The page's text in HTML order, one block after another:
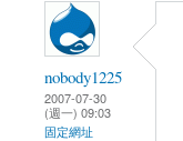
nobody1225
2007-07-30
(週一) 09:03
固定網址